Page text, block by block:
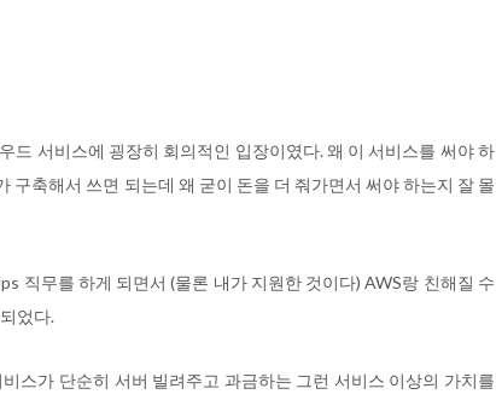
드 서비스에 굉장히 회의적인 입장이였다. 왜 이 서비스를 써야 하
구축해서 쓰면 되는데 왜 굳이 돈을 더 줘가면서 써야 하는지 잘 몰
직무를 하게 되면서 (물론 내가 지원한 것이다) AWS랑 친해질 수
었다.
스가 단순히 서버 빌려주고 과금하는 그런 서비스 이상의 가치를